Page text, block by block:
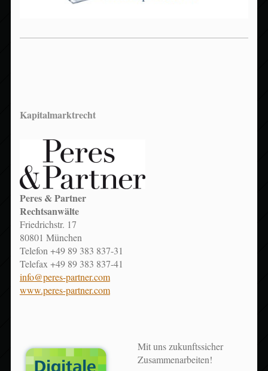
Kapitalmarktrecht
Peres & Partner
Rechtsanwälte
Friedrichstr. 17
80801 München
Telefon +49 89 383 837-31
Telefax +49 89 383 837-41
info@peres-partner.com
www.peres-partner.com
Mit uns zukunftssicher
Zusammenarbeiten!